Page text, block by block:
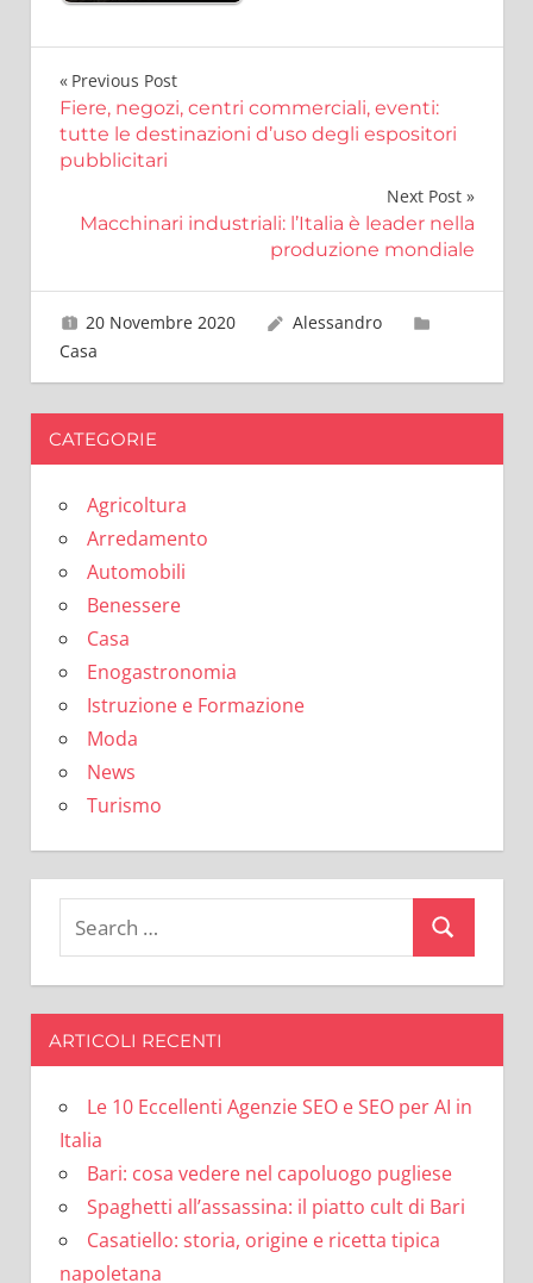
Navigazione
articoli
Previous Post
Fiere, negozi, centri commerciali, eventi:
tutte le destinazioni d’uso degli espositori
pubblicitari
Next Post
Macchinari industriali: l’Italia è leader nella
produzione mondiale
20 Novembre 2020
Alessandro
Casa
CATEGORIE
Agricoltura
Arredamento
Automobili
Benessere
Casa
Enogastronomia
Istruzione e Formazione
Moda
News
Turismo
Search
ARTICOLI RECENTI
Le 10 Eccellenti Agenzie SEO e SEO per AI in
Italia
Bari: cosa vedere nel capoluogo pugliese
Spaghetti all’assassina: il piatto cult di Bari
Casatiello: storia, origine e ricetta tipica
napoletana